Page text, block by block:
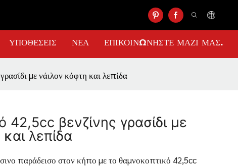
ΥΠΟΘΈΣΕΙΣ ΝΈΑ ΕΠΙΚΟΙΝΩΝΉΣΤΕ ΜΑΖΊ ΜΑΣ.
με νάιλον κόφτη και λεπίδα
42,5cc βενζίνης γρασίδι με
λεπίδα
παράδεισο στον κήπο με το θαμνοκοπτικό 42,5cc